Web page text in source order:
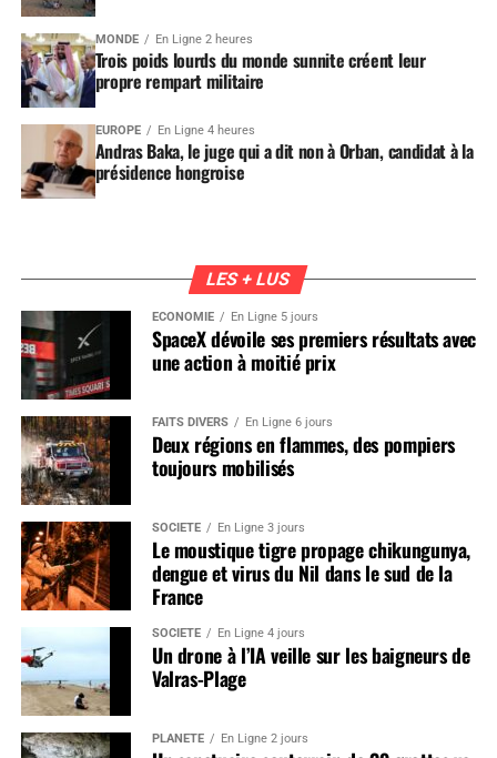
MONDE En Ligne 2 heures
Trois poids lourds du monde sunnite créent leur
propre rempart militaire
EUROPE En Ligne 4 heures
Andras Baka, le juge qui a dit non à Orban, candidat à la
présidence hongroise
LES + LUS
ÉCONOMIE En Ligne 5 jours
SpaceX dévoile ses premiers résultats avec
une action à moitié prix
FAITS DIVERS En Ligne 6 jours
Deux régions en flammes, des pompiers
toujours mobilisés
SOCIÉTÉ En Ligne 3 jours
Le moustique tigre propage chikungunya,
dengue et virus du Nil dans le sud de la
France
SOCIÉTÉ En Ligne 4 jours
Un drone à l’IA veille sur les baigneurs de
Valras-Plage
PLANÈTE En Ligne 2 jours